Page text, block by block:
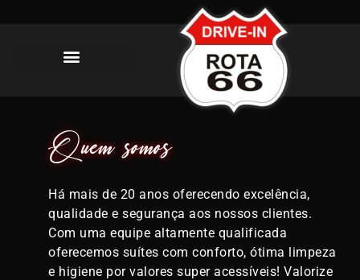
Quem somos
Há mais de 20 anos oferecendo excelência,
qualidade e segurança aos nossos clientes.
Com uma equipe altamente qualificada
oferecemos suítes com conforto, ótima limpeza
e higiene por valores super acessíveis! Valorize